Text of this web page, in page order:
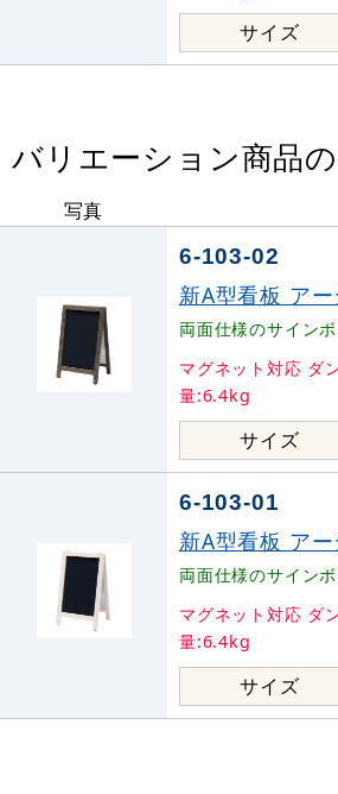
サイズ
バリエーション商品
写真
6-103-02
新A型看板 ア
両面仕様のサインボ
マグネット対応
量:6.4kg
サイズ
6-103-01
新A型看板 ア
両面仕様のサインボ
マグネット対応
量:6.4kg
サイズ